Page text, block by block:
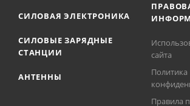
СИЛОВАЯ ЭЛЕКТРОНИКА
СИЛОВЫЕ ЗАРЯДНЫЕ
СТАНЦИИ
АНТЕННЫ
сайта
Политика
Правила